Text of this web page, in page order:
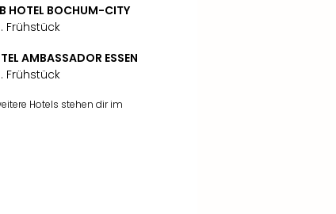
HOTEL BOCHUM-CITY
Frühstück
AMBASSADOR ESSEN
Frühstück
Hotels stehen dir im